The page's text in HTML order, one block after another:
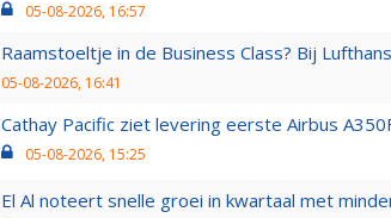
05-08-2026, 16:57
Raamstoeltje in de Business Class? Bij
05-08-2026, 16:41
Cathay Pacific ziet levering eerste Airbus
05-08-2026, 15:25
El Al noteert snelle groei in kwartaal met